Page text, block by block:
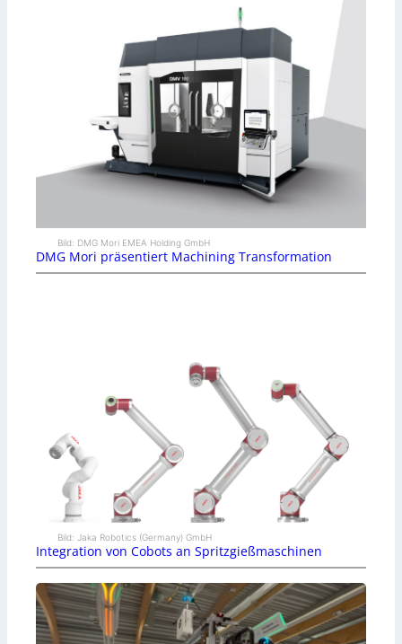
Bild: DMG Mori EMEA Holding GmbH
DMG Mori präsentiert Machining Transformation
Bild: Jaka Robotics (Germany) GmbH
Integration von Cobots an Spritzgießmaschinen